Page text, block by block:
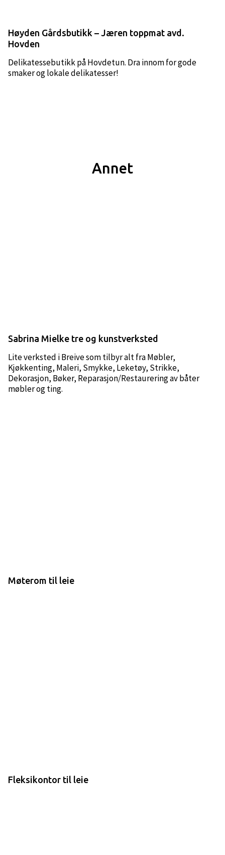
Høyden Gårdsbutikk – Jæren toppmat avd.
Hovden
Delikatessebutikk på Hovdetun. Dra innom for gode
smaker og lokale delikatesser!
Annet
Sabrina Mielke tre og kunstverksted
Lite verksted i Breive som tilbyr alt fra Møbler,
Kjøkkenting, Maleri, Smykke, Leketøy, Strikke,
Dekorasjon, Bøker, Reparasjon/Restaurering av båter
møbler og ting.
Møterom til leie
Fleksikontor til leie